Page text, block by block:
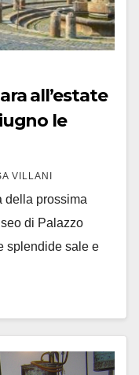
all’estate
le
VILLANI
della prossima
di Palazzo
splendide sale e